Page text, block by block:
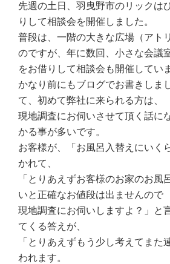
先週の土日、羽曳野市のリックは
りして相談会を開催しました。
普段は、一階の大きな広場（アト
のですが、年に数回、小さな会議
をお借りして相談会も開催してい
かなり前にもブログでお書きしま
て、初めて弊社に来られる方は、
現地調査にお伺いさせて頂く話に
かる事が多いです。
お客様が、「お風呂入替えにいく
かれて、
「とりあえずお客様のお家のお風
いと正確なお値段は出ませんので
現地調査にお伺いしますよ？」と
てくる答えが、
「とりあえずもう少し考えてまた
われます。